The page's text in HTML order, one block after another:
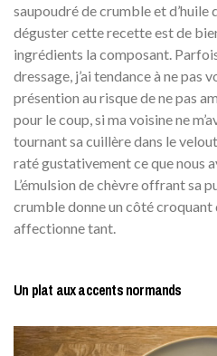
saupoudré de crumble et d’huile
déguster cette recette est de
ingrédients la composant.
dressage, j’ai tendance à ne pas
présention au risque de ne pas
pour le coup, si ma voisine ne
tournant sa cuillère dans le
raté gustativement ce que nous
L’émulsion de chèvre offrant sa
crumble donne un côté croquant
affectionne tant.
Un plat aux accents normands